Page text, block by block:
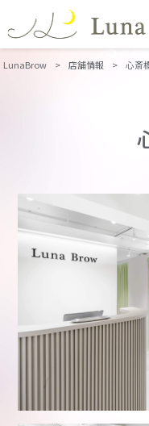
LunaBrow > 店舗情報 > 心斎